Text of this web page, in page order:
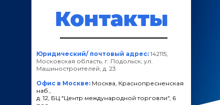
Контакты
Юридический/ почтовый адрес: 142115,
Московская область, г. Подольск, ул.
Машиностроителей, д. 23
Офис в Москве: Москва, Краснопресненская
наб.,
д. 12, БЦ "Центр международной торговли", 6